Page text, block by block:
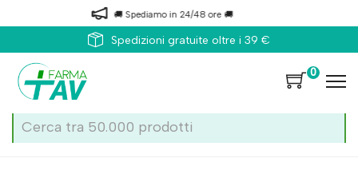
🚚 Spediamo in 24/48 ore 🚚
Spedizioni gratuite oltre i 39 €
0